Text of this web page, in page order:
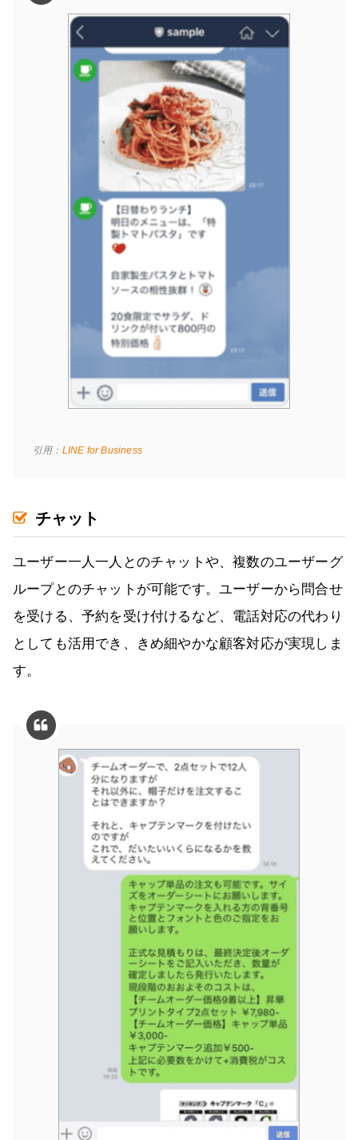
引用： LINE for Business
チャット
ユーザー一人一人とのチャットや、複数のユーザーグ
ループとのチャットが可能です。ユーザーから問合せ
を受ける、予約を受け付けるなど、電話対応の代わり
としても活用でき、きめ細やかな顧客対応が実現しま
す。